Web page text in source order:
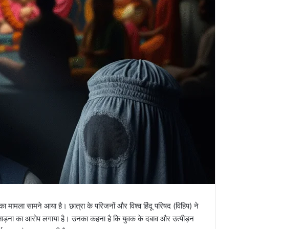
सामने आया है। छात्रा के परिजनों और विश्व हिंदू परिषद (विहिप) ने
का आरोप लगाया है। उनका कहना है कि युवक के दबाव और उत्पीड़न